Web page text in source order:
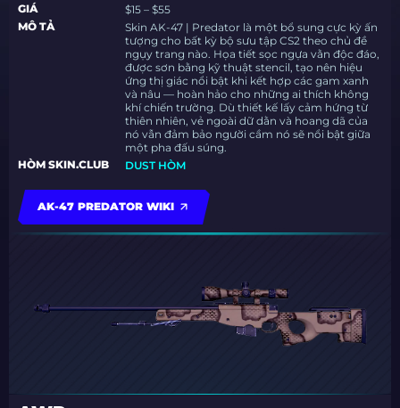
GIÁ
$15 – $55
MÔ TẢ
Skin AK-47 | Predator là một bổ sung cực kỳ ấn
tượng cho bất kỳ bộ sưu tập CS2 theo chủ đề
ngụy trang nào. Họa tiết sọc ngựa vằn độc đáo,
được sơn bằng kỹ thuật stencil, tạo nên hiệu
ứng thị giác nổi bật khi kết hợp các gam xanh
và nâu — hoàn hảo cho những ai thích không
khí chiến trường. Dù thiết kế lấy cảm hứng từ
thiên nhiên, vẻ ngoài dữ dằn và hoang dã của
nó vẫn đảm bảo người cầm nó sẽ nổi bật giữa
một pha đấu súng.
HÒM SKIN.CLUB
DUST HÒM
AK-47 PREDATOR WIKI